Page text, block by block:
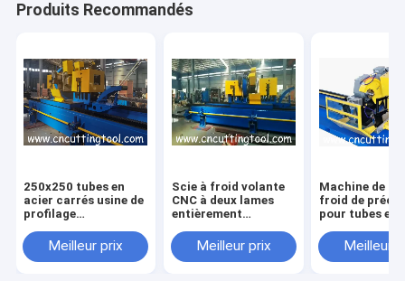
Produits Recommandés
250x250 tubes en
acier carrés usine de
profilage
froid volante
Meilleur prix
Scie à froid volante
CNC à deux lames
entièrement
tube de grand
diamètre
Meilleur prix
Machine de
froid de
pour tubes en
formesMeilleur